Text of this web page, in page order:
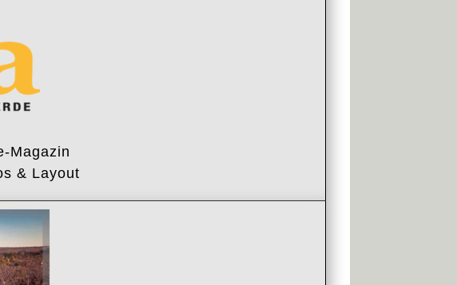
Magazin
& Layout